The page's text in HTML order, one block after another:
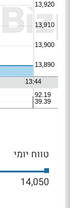
טווח יומי
14,050